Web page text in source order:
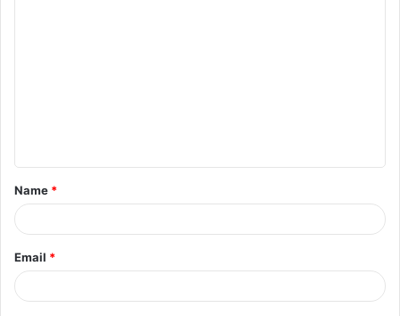
t
*
Name *
Email *